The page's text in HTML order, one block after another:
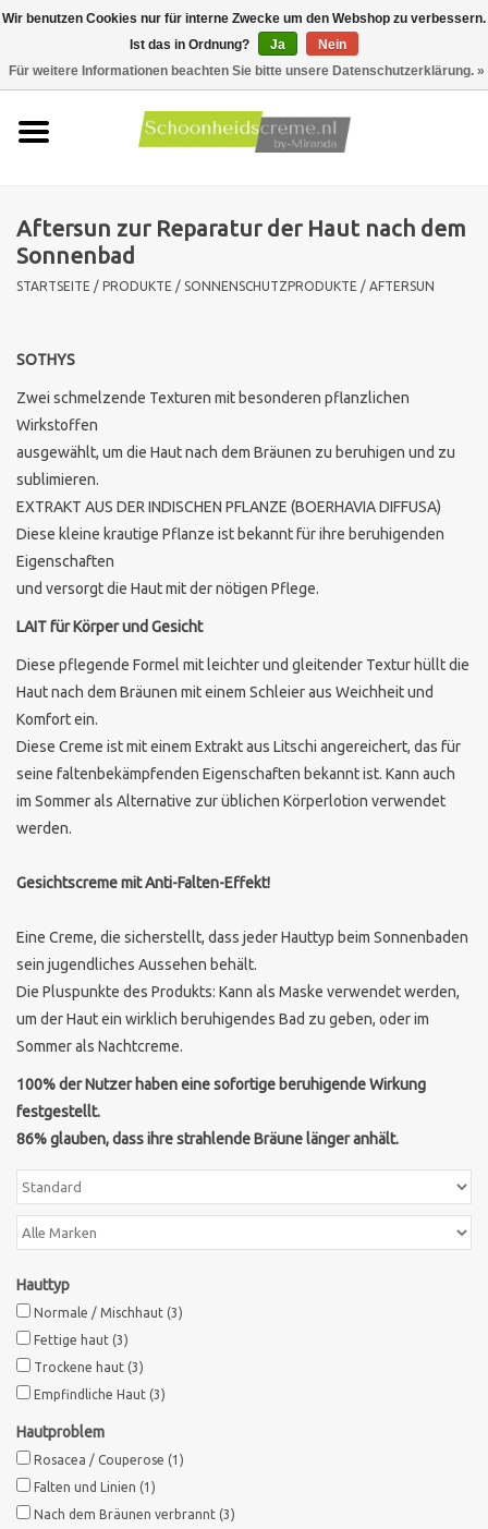
Produkte
Hautprobleme
Männer pflege
Neu !!
Sothys Paris
Mila d'Opiz
Bernard cassiere
Pascaud
Fusion Meso
PCA SKINCARE
Blog
Marken
Aftersun zur Reparatur der Haut nach dem
Sonnenbad
STARTSEITE / PRODUKTE / SONNENSCHUTZPRODUKTE / AFTERSUN
SOTHYS
Zwei schmelzende Texturen mit besonderen pflanzlichen
Wirkstoffen
ausgewählt, um die Haut nach dem Bräunen zu beruhigen und zu
sublimieren.
EXTRAKT AUS DER INDISCHEN PFLANZE (BOERHAVIA DIFFUSA)
Diese kleine krautige Pflanze ist bekannt für ihre beruhigenden
Eigenschaften
und versorgt die Haut mit der nötigen Pflege.
LAIT für Körper und Gesicht
Diese pflegende Formel mit leichter und gleitender Textur hüllt die
Haut nach dem Bräunen mit einem Schleier aus Weichheit und
Komfort ein.
Diese Creme ist mit einem Extrakt aus Litschi angereichert, das für
seine faltenbekämpfenden Eigenschaften bekannt ist. Kann auch
im Sommer als Alternative zur üblichen Körperlotion verwendet
werden.
Gesichtscreme mit Anti-Falten-Effekt!
Eine Creme, die sicherstellt, dass jeder Hauttyp beim Sonnenbaden
sein jugendliches Aussehen behält.
Die Pluspunkte des Produkts: Kann als Maske verwendet werden,
um der Haut ein wirklich beruhigendes Bad zu geben, oder im
Sommer als Nachtcreme.
100% der Nutzer haben eine sofortige beruhigende Wirkung
festgestellt.
86% glauben, dass ihre strahlende Bräune länger anhält.
Hauttyp
Normale / Mischhaut (3)
Fettige haut (3)
Trockene haut (3)
Empfindliche Haut (3)
Hautproblem
Rosacea / Couperose (1)
Falten und Linien (1)
Nach dem Bräunen verbrannt (3)
Wir benutzen Cookies nur für interne Zwecke um den Webshop zu verbessern.
Ist das in Ordnung?
Ja
Nein
Für weitere Informationen beachten Sie bitte unsere Datenschutzerklärung. »